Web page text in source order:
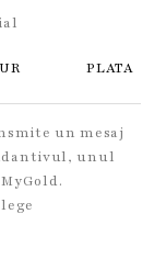
PLATA
un mesaj
unul